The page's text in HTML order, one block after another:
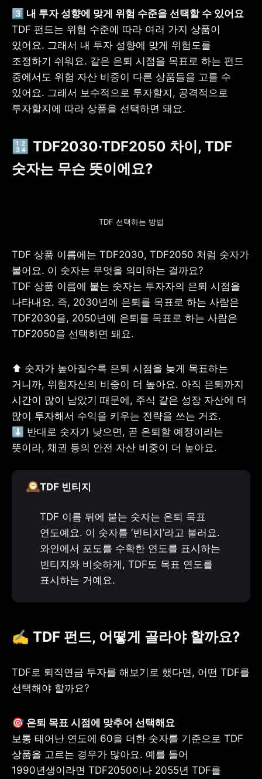
TDF 펀드는 위험 수준에 따라 여러 가지 상품이
있어요. 그래서 내 투자 성향에 맞게 위험도를
조정하기 쉬워요. 같은 은퇴 시점을 목표로 하는 펀드
중에서도 위험 자산 비중이 다른 상품들을 고를 수
있어요. 그래서 보수적으로 투자할지, 공격적으로
투자할지에 따라 상품을 선택하면 돼요.
🔢 TDF2030·TDF2050 차이, TDF
숫자는 무슨 뜻이에요?
TDF 선택하는 방법
TDF 상품 이름에는 TDF2030, TDF2050 처럼 숫자가
붙어요. 이 숫자는 무엇을 의미하는 걸까요?
TDF 상품 이름에 붙는 숫자는 투자자의 은퇴 시점을
나타내요. 즉, 2030년에 은퇴를 목표로 하는 사람은
TDF2030을, 2050년에 은퇴를 목표로 하는 사람은
TDF2050을 선택하면 돼요.
⬆ 숫자가 높아질수록 은퇴 시점을 늦게 목표하는
거니까, 위험자산의 비중이 더 높아요. 아직 은퇴까지
시간이 많이 남았기 때문에, 주식 같은 성장 자산에 더
많이 투자해서 수익을 키우는 전략을 쓰는 거죠.
⬇️ 반대로 숫자가 낮으면, 곧 은퇴할 예정이라는
뜻이라, 채권 등의 안전 자산 비중이 더 높아요.
🕰️TDF 빈티지
TDF 이름 뒤에 붙는 숫자는 은퇴 목표
연도예요. 이 숫자를 ‘빈티지’라고 불러요.
와인에서 포도를 수확한 연도를 표시하는
빈티지와 비슷하게, TDF도 목표 연도를
표시하는 거예요.
✍️ TDF 펀드, 어떻게 골라야 할까요?
TDF로 퇴직연금 투자를 해보기로 했다면, 어떤 TDF를
선택해야 할까요?
보통 태어난 연도에 60을 더한 숫자를 기준으로 TDF
상품을 고르는 경우가 많아요. 예를 들어
1990년생이라면 TDF2050이나 2055년 TDF를